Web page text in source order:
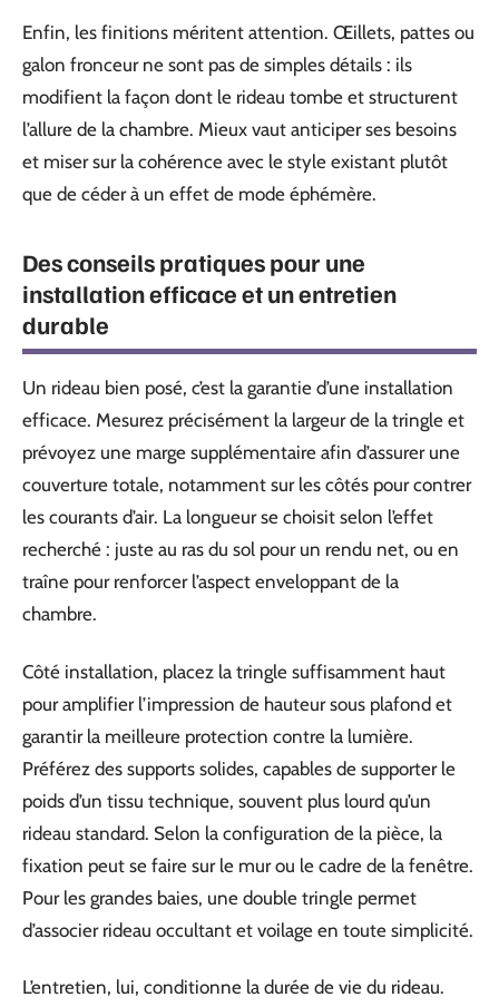
Enfin, les finitions méritent attention. Œillets, pattes ou
galon fronceur ne sont pas de simples détails : ils
modifient la façon dont le rideau tombe et structurent
l’allure de la chambre. Mieux vaut anticiper ses besoins
et miser sur la cohérence avec le style existant plutôt
que de céder à un effet de mode éphémère.
Des conseils pratiques pour une
installation efficace et un entretien
durable
Un rideau bien posé, c’est la garantie d’une installation
efficace. Mesurez précisément la largeur de la tringle et
prévoyez une marge supplémentaire afin d’assurer une
couverture totale, notamment sur les côtés pour contrer
les courants d’air. La longueur se choisit selon l’effet
recherché : juste au ras du sol pour un rendu net, ou en
traîne pour renforcer l’aspect enveloppant de la
chambre.
Côté installation, placez la tringle suffisamment haut
pour amplifier l’impression de hauteur sous plafond et
garantir la meilleure protection contre la lumière.
Préférez des supports solides, capables de supporter le
poids d’un tissu technique, souvent plus lourd qu’un
rideau standard. Selon la configuration de la pièce, la
fixation peut se faire sur le mur ou le cadre de la fenêtre.
Pour les grandes baies, une double tringle permet
d’associer rideau occultant et voilage en toute simplicité.
L’entretien, lui, conditionne la durée de vie du rideau.